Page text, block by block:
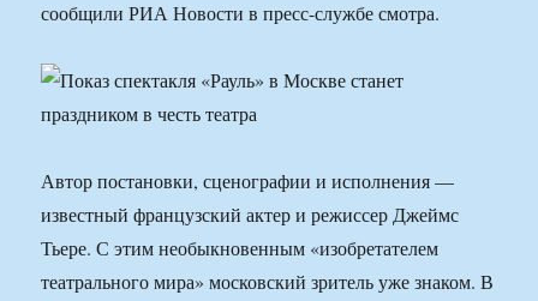
сообщили РИА Новости в пресс-службе смотра.
Автор постановки, сценографии и исполнения —
известный французский актер и режиссер Джеймс
Тьере. С этим необыкновенным «изобретателем
театрального мира» московский зритель уже знаком. В